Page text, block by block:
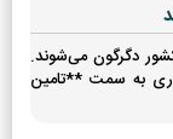
دگرگون می‌شوند.
به سمت **تامین